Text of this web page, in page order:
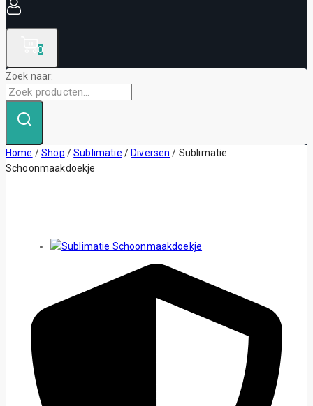
0
Zoek naar:
Home /Shop /Sublimatie / Diversen / Sublimatie
Schoonmaakdoekje